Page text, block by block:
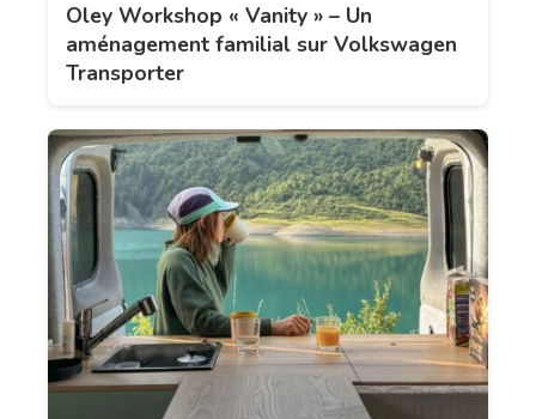
Oley Workshop « Vanity » – Un
aménagement familial sur Volkswagen
Transporter